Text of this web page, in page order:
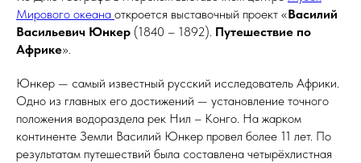
Мирового океана откроется выставочный проект «Василий
Васильевич Юнкер (1840 – 1892). Путешествие по
Африке».
Юнкер — самый известный русский исследователь Африки.
Одно из главных его достижений — установление точного
положения водораздела рек Нил – Конго. На жарком
континенте Земли Василий Юнкер провел более 11 лет. По
результатам путешествий была составлена четырёхлистная